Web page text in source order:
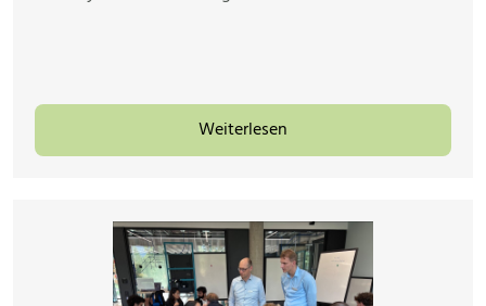
Weiterlesen